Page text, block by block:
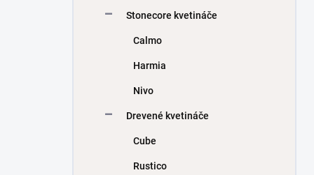
Stonecore kvetináče
Calmo
Harmia
Nivo
Drevené kvetináče
Cube
Rustico